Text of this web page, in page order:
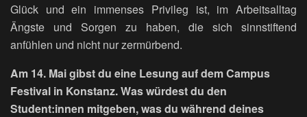
Glück und ein immenses Privileg ist, im Arbeitsalltag
Ängste und Sorgen zu haben, die sich sinnstiftend
anfühlen und nicht nur zermürbend.
Am 14. Mai gibst du eine Lesung auf dem Campus
Festival in Konstanz. Was würdest du den
Student:innen mitgeben, was du während deines